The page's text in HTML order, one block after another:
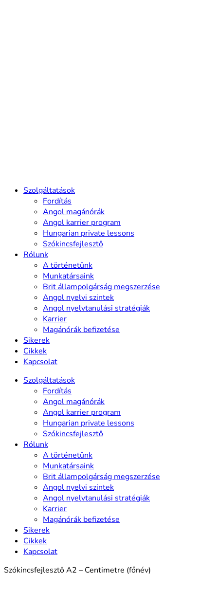
Szolgáltatások
Fordítás
Angol magánórák
Angol karrier program
Hungarian private lessons
Szókincsfejlesztő
Rólunk
A történetünk
Munkatársaink
Brit állampolgárság megszerzése
Angol nyelvi szintek
Angol nyelvtanulási stratégiák
Karrier
Magánórák befizetése
Sikerek
Cikkek
Kapcsolat
Szolgáltatások
Fordítás
Angol magánórák
Angol karrier program
Hungarian private lessons
Szókincsfejlesztő
Rólunk
A történetünk
Munkatársaink
Brit állampolgárság megszerzése
Angol nyelvi szintek
Angol nyelvtanulási stratégiák
Karrier
Magánórák befizetése
Sikerek
Cikkek
Kapcsolat
Szókincsfejlesztő A2 – Centimetre (főnév)